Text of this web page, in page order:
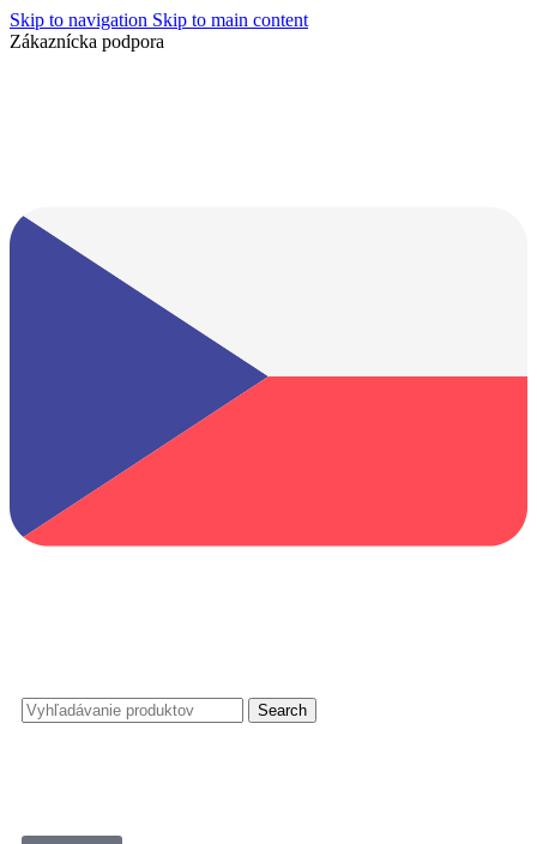
Skip to navigation Skip to main content
Zákaznícka podpora
Search